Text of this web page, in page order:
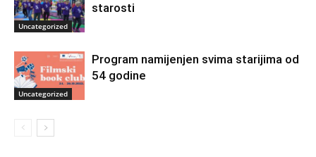
Uncategorized
starosti
Uncategorized
Program namijenjen svima starijima od
54 godine